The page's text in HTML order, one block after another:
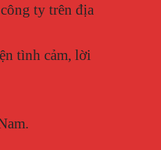
ty trên địa
tình cảm, lời